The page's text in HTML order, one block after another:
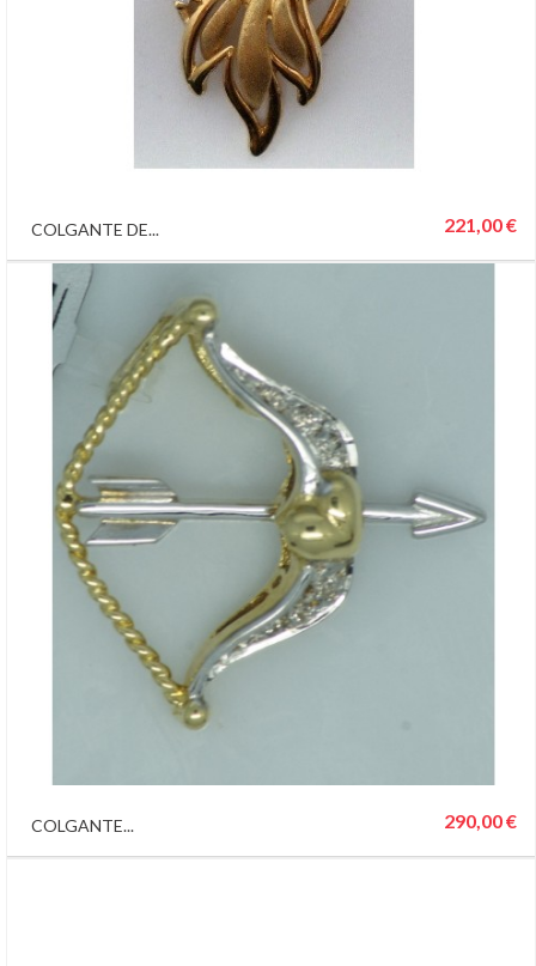
COLGANTE DE... 221,00 €
COLGANTE... 290,00 €